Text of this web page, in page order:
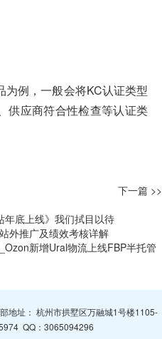
为例，一般会将KC认证类型
供应商符合性检查等认证类
下一篇 >>
年底上线》我们拭目以待
外推广及绩效考核详解
新增Ural物流上线FBP半托管
地址： 杭州市拱墅区万融城1号楼1105-
QQ： 3065094296